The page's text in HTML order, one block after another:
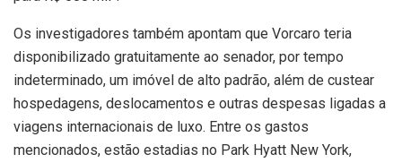
Os investigadores também apontam que Vorcaro teria
disponibilizado gratuitamente ao senador, por tempo
indeterminado, um imóvel de alto padrão, além de custear
hospedagens, deslocamentos e outras despesas ligadas a
viagens internacionais de luxo. Entre os gastos
mencionados, estão estadias no Park Hyatt New York,